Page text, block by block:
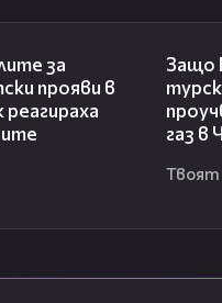
за
прояви в
реагираха
Защо
газ в
Твоят